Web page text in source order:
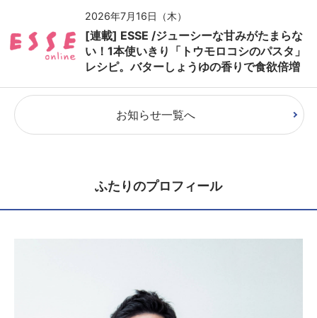
2026年7月16日（木）
[連載] ESSE /ジューシーな甘みがたまらな
い！1本使いきり「トウモロコシのパスタ」
レシピ。バターしょうゆの香りで食欲倍増
お知らせ一覧へ
ふたりのプロフィール